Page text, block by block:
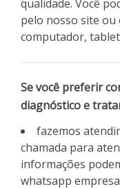
qualidade. Você
pelo nosso site ou
computador,
Se você preferir
diagnóstico e
fazemos
chamada para
informações
whatsapp